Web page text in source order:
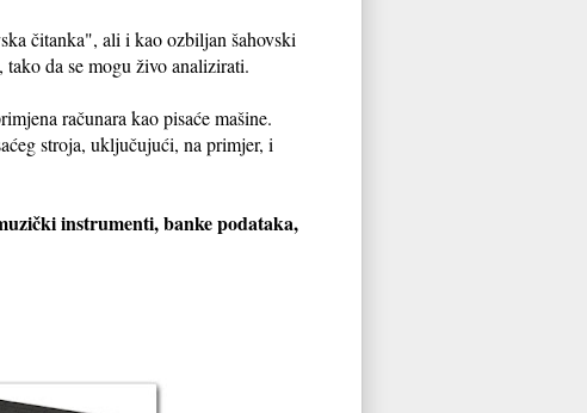
čitanka", ali i kao ozbiljan šahovski
, tako da se mogu živo analizirati.
računara kao pisaće mašine.
stroja, uključujući, na primjer, i
instrumenti, banke podataka,